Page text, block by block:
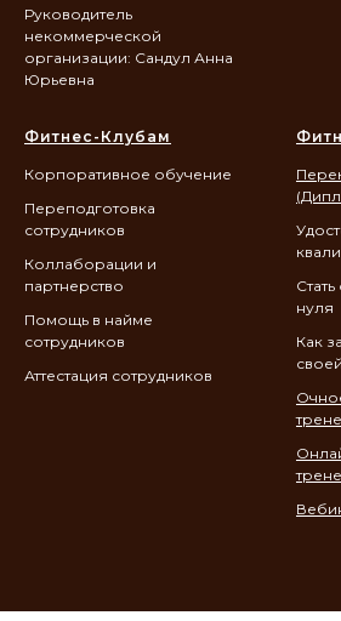
Руководитель
некоммерческой
организации: Сандул Анна
Юрьевна
Фитнес-Клубам
Корпоративное обучение
Переподготовка
сотрудников
Коллаборации и
партнерство
Помощь в найме
сотрудников
Аттестация сотрудников
нуля
Как